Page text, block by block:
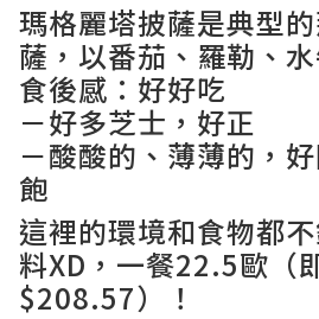
瑪格麗塔披薩是典型
薩，以番茄、羅勒、
食後感：好好吃
－好多芝士，好正
－酸酸的、薄薄的，
飽
這裡的環境和食物都
料XD，一餐22.5歐（
$208.57）！